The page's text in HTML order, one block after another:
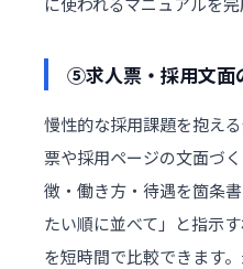
⑤求人票・採用文面
慢性的な採用課題を抱え
票や採用ページの文面づ
徴・働き方・待遇を箇条
たい順に並べて」と指示
を短時間で比較できます